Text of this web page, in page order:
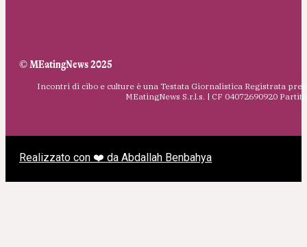
© MEatingNews 2025
Incontri di cibo e culture è una Testata Giornalistica Registrata
MEatingNews S.r.l.s. | CF 04072690920
Realizzato con ❤️ da Abdallah Benbahya